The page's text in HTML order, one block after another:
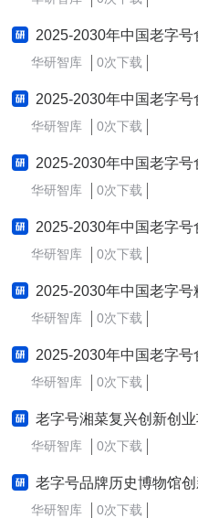
2025-2030年中国老字号食品创新菜
华研智库 0次下载
2025-2030年中国老字号食品创新菜
华研智库 0次下载
2025-2030年中国老字号食品创新站
华研智库 0次下载
2025-2030年中国老字号食品创新展
华研智库 0次下载
2025-2030年中国老字号糕点复兴坊
华研智库 0次下载
2025-2030年中国老字号食品创新大
华研智库 0次下载
老字号湘菜复兴创新创
华研智库 0次下载
老字号品牌历史博物馆
华研智库 0次下载